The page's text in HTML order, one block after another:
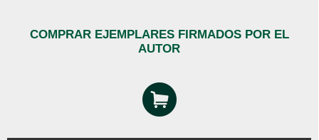
COMPRAR EJEMPLARES FIRMADOS POR EL
AUTOR